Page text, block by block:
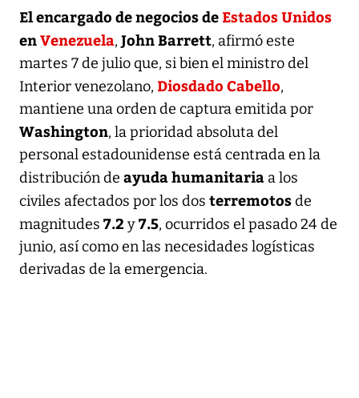
El encargado de negocios de Estados Unidos
enVenezuela, John Barrett, afirmó este
martes 7 de julio que, si bien el ministro del
Interior venezolano, Diosdado Cabello,
mantiene una orden de captura emitida por
Washington, la prioridad absoluta del
personal estadounidense está centrada en la
distribución de ayuda humanitaria a los
civiles afectados por los dos terremotosde
magnitudes 7.2 y7.5, ocurridos el pasado 24 de
junio, así como en las necesidades logísticas
derivadas de la emergencia.